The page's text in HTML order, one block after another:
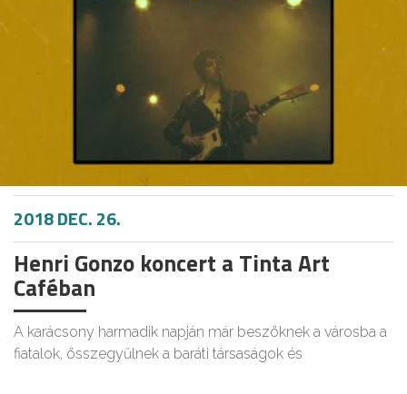
2018 DEC. 26.
Henri Gonzo koncert a Tinta Art
Caféban
A karácsony harmadik napján már beszöknek a városba a
fiatalok, összegyűlnek a baráti társaságok és